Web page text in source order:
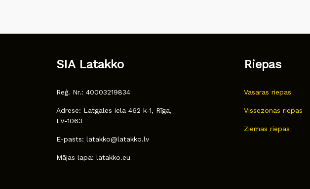
SIA Latakko
Reģ. Nr.: 40003219834
Adrese: Latgales iela 462 k-1, Rīga,
LV-1063
E-pasts: latakko@latakko.lv
Mājas lapa: latakko.eu
Riepas
Vasaras riepas
Vissezonas riepas
Ziemas riepas